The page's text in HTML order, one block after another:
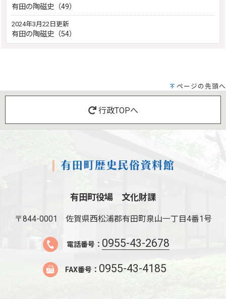
有田の陶磁史（49）
2024年3月22日更新
有田の陶磁史（54）
ページの先頭へ
行政TOPへ
有田町役場 文化財課
〒844-0001 佐賀県西松浦郡有田町泉山一丁目4番1号
電話番号： 0955-43-2678
FAX番号： 0955-43-4185